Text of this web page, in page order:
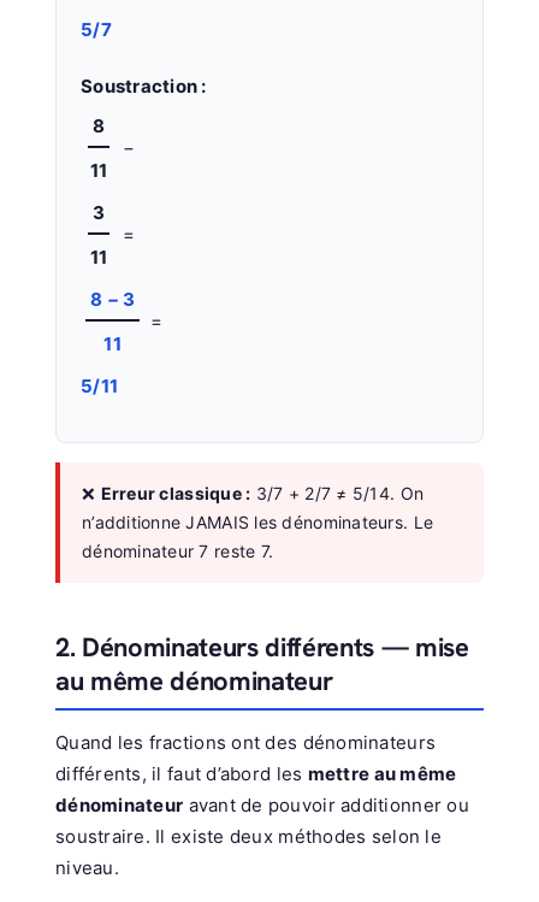
5/7
Soustraction :
8
11
−
3
11
=
8 − 3
11
=
5/11
❌ Erreur classique : 3/7 + 2/7 ≠ 5/14. On
n’additionne JAMAIS les dénominateurs. Le
dénominateur 7 reste 7.
2. Dénominateurs différents — mise
au même dénominateur
Quand les fractions ont des dénominateurs
différents, il faut d’abord les mettre au même
dénominateur avant de pouvoir additionner ou
soustraire. Il existe deux méthodes selon le
niveau.